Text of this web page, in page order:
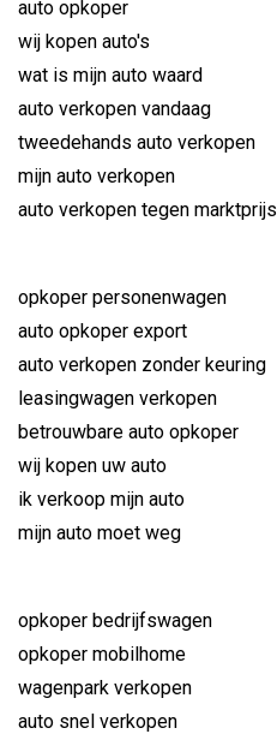
auto opkoper
wij kopen auto's
wat is mijn auto waard
auto verkopen vandaag
tweedehands auto verkopen
mijn auto verkopen
auto verkopen tegen marktprijs
opkoper personenwagen
auto opkoper export
auto verkopen zonder keuring
leasingwagen verkopen
betrouwbare auto opkoper
wij kopen uw auto
ik verkoop mijn auto
mijn auto moet weg
opkoper bedrijfswagen
opkoper mobilhome
wagenpark verkopen
auto snel verkopen